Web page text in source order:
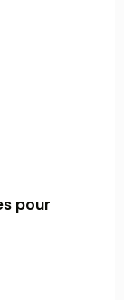
pour